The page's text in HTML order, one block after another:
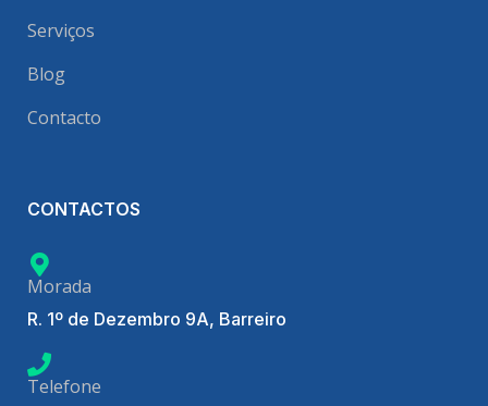
Serviços
Blog
Contacto
CONTACTOS
Morada
R. 1º de Dezembro 9A, Barreiro
Telefone